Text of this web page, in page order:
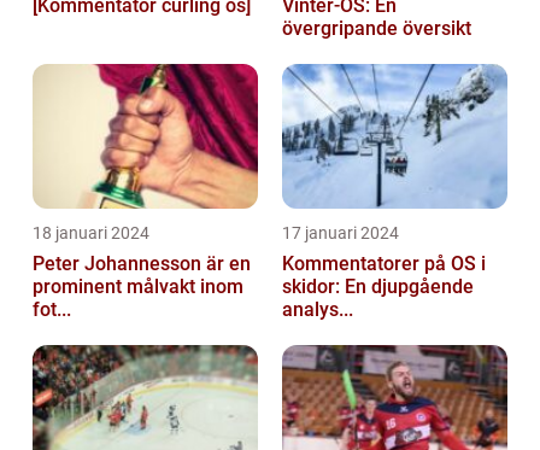
[Kommentator curling os]
Vinter-OS: En
övergripande översikt
18 januari 2024
Peter Johannesson är en
prominent målvakt inom
fot...
17 januari 2024
Kommentatorer på OS i
skidor: En djupgående
analys...